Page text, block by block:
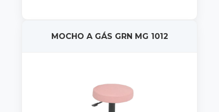
MOCHO A GÁS GRN MG 1012